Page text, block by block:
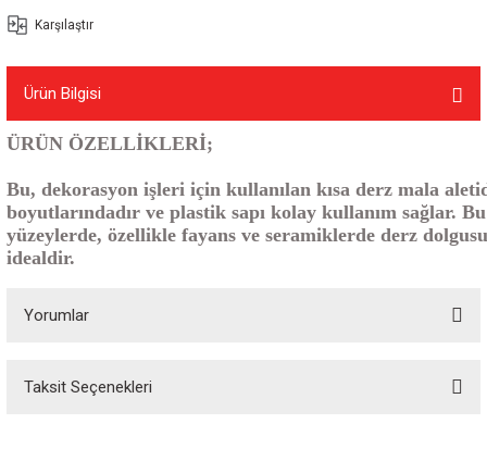
Karşılaştır
Ürün Bilgisi
ÜRÜN ÖZELLİKLERİ;
Bu, dekorasyon işleri için kullanılan kısa derz mala
boyutlarındadır ve plastik sapı kolay kullanım sağlar.
yüzeylerde, özellikle fayans ve seramiklerde derz
idealdir.
Yorumlar
Taksit Seçenekleri